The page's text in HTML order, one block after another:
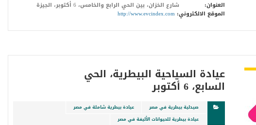
العنوان:
شارع الخزان، بين الحي الرابع والخامس، 6 أكتوبر، الجيزة
الموقع الالكتروني: http://www.evcindex.com
عيادة السياحية البيطرية، الحي
السابع، 6 أكتوبر
صيدلية بيطرية في مصر
عيادة بيطرية شاملة في مصر
عيادة بيطرية للحيوانات الأليفة في مصر